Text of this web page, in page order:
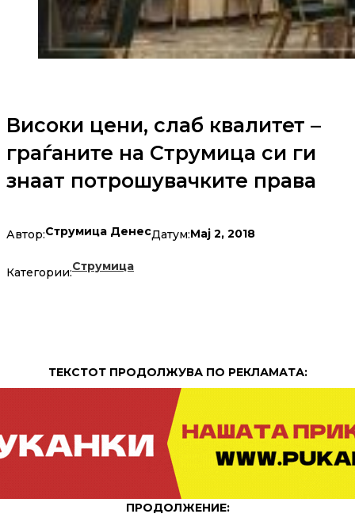
Високи цени, слаб квалитет –
граѓаните на Струмица си ги
знаат потрошувачките права
Автор:Струмица ДенесДатум:Мај 2, 2018
Категории:Струмица
ТЕКСТОТ ПРОДОЛЖУВА ПО РЕКЛАМАТА:
ПРОДОЛЖЕНИЕ: